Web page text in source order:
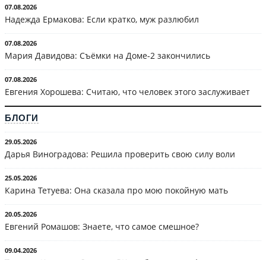
07.08.2026
Надежда Ермакова: Если кратко, муж разлюбил
07.08.2026
Мария Давидова: Съёмки на Доме-2 закончились
07.08.2026
Евгения Хорошева: Считаю, что человек этого заслуживает
БЛОГИ
29.05.2026
Дарья Виноградова: Решила проверить свою силу воли
25.05.2026
Карина Тетуева: Она сказала про мою покойную мать
20.05.2026
Евгений Ромашов: Знаете, что самое смешное?
09.04.2026